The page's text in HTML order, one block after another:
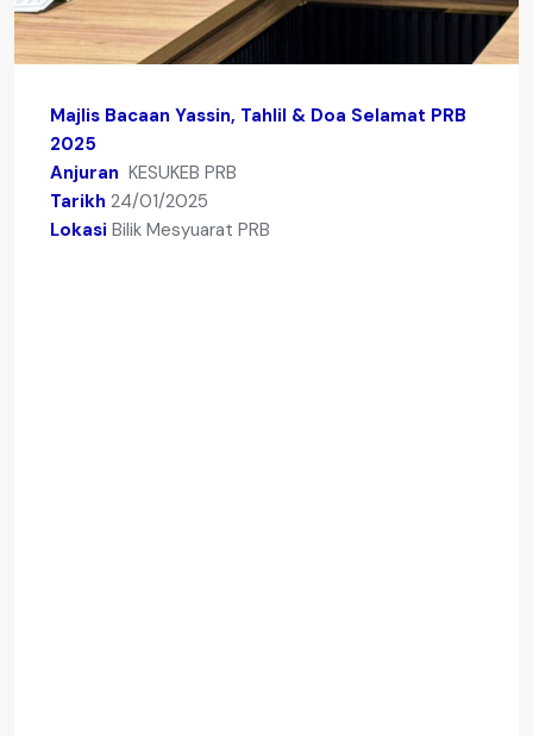
Majlis Bacaan Yassin, Tahlil & Doa Selamat PRB
2025
Anjuran KESUKEB PRB
Tarikh 24/01/2025
Lokasi Bilik Mesyuarat PRB